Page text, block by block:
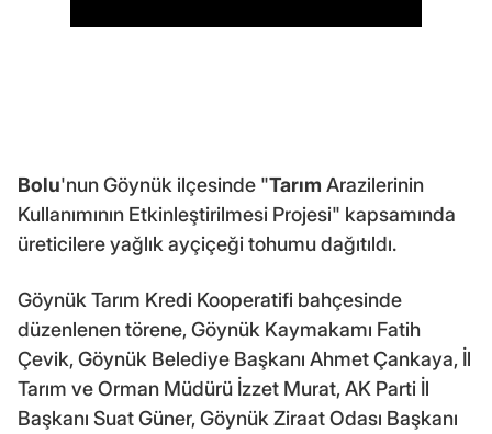
Bolu'nun Göynük ilçesinde "Tarım Arazilerinin
Kullanımının Etkinleştirilmesi Projesi" kapsamında
üreticilere yağlık ayçiçeği tohumu dağıtıldı.
Göynük Tarım Kredi Kooperatifi bahçesinde
düzenlenen törene, Göynük Kaymakamı Fatih
Çevik, Göynük Belediye Başkanı Ahmet Çankaya, İl
Tarım ve Orman Müdürü İzzet Murat, AK Parti İl
Başkanı Suat Güner, Göynük Ziraat Odası Başkanı